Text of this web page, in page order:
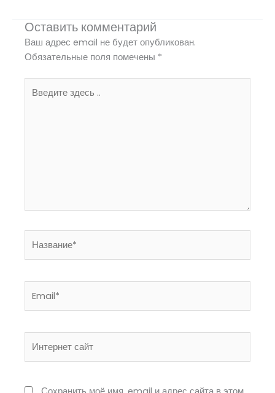
Оставить комментарий
Ваш адрес email не будет опубликован.
Обязательные поля помечены *
здесь
сайт